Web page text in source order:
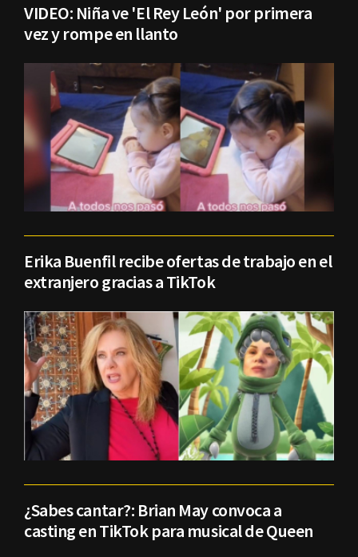
VIDEO: Niña ve 'El Rey León' por primera
vez y rompe en llanto
Erika Buenfil recibe ofertas de trabajo en el
extranjero gracias a TikTok
¿Sabes cantar?: Brian May convoca a
casting en TikTok para musical de Queen